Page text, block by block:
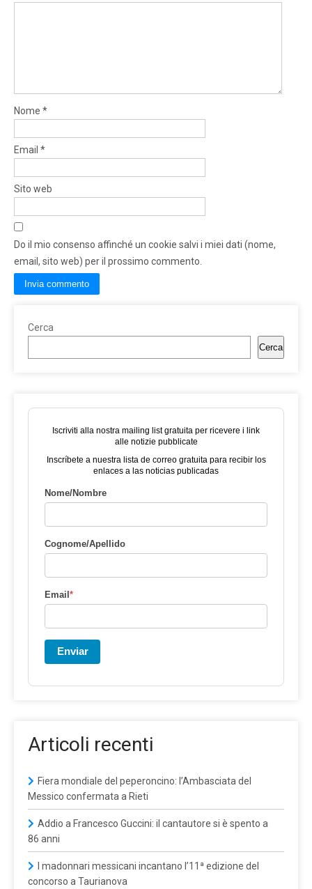
Nome *
Email *
Sito web
Do il mio consenso affinché un cookie salvi i miei dati (nome,
email, sito web) per il prossimo commento.
Cerca
Cerca
Iscriviti alla nostra mailing list gratuita per ricevere i link
alle notizie pubblicate
Inscríbete a nuestra lista de correo gratuita para recibir los
enlaces a las noticias publicadas
Nome/Nombre
Cognome/Apellido
Email*
Enviar
Articoli recenti
Fiera mondiale del peperoncino: l’Ambasciata del
Messico confermata a Rieti
Addio a Francesco Guccini: il cantautore si è spento a
86 anni
I madonnari messicani incantano l’11ª edizione del
concorso a Taurianova